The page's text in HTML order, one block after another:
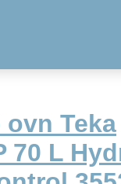
Teka
70 L